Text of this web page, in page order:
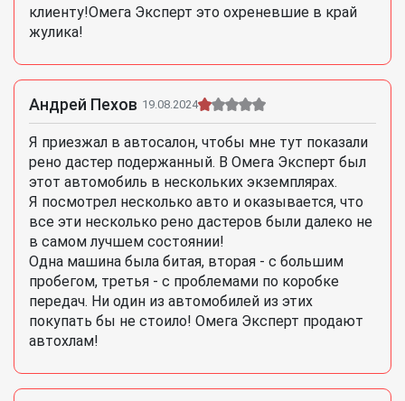
клиенту!Омега Эксперт это охреневшие в край
жулика!
Андрей Пехов 19.08.2024
Я приезжал в автосалон, чтобы мне тут показали
рено дастер подержанный. В Омега Эксперт был
этот автомобиль в нескольких экземплярах.
Я посмотрел несколько авто и оказывается, что
все эти несколько рено дастеров были далеко не
в самом лучшем состоянии!
Одна машина была битая, вторая - с большим
пробегом, третья - с проблемами по коробке
передач. Ни один из автомобилей из этих
покупать бы не стоило! Омега Эксперт продают
автохлам!